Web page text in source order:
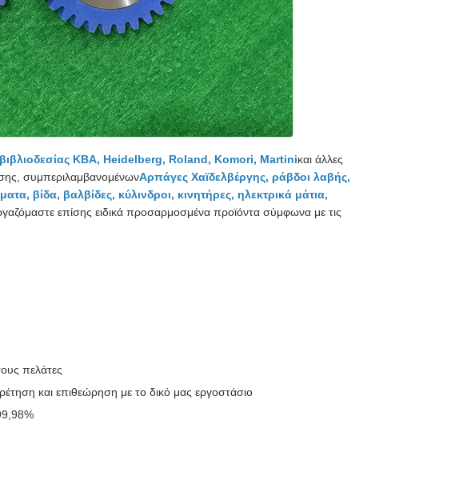
KBA, Heidelberg, Roland, Komori, Martiniκαι άλλες
συμπεριλαμβανομένωνΑρπάγες Χαϊδελβέργης, ράβδοι λαβής,
βίδα, βαλβίδες, κύλινδροι, κινητήρες, ηλεκτρικά μάτια,
επίσης ειδικά προσαρμοσμένα προϊόντα σύμφωνα με τις
πελάτες
και επιθεώρηση με το δικό μας εργοστάσιο